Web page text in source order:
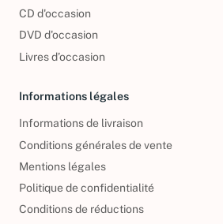
CD d'occasion
DVD d'occasion
Livres d’occasion
Informations légales
Informations de livraison
Conditions générales de vente
Mentions légales
Politique de confidentialité
Conditions de réductions